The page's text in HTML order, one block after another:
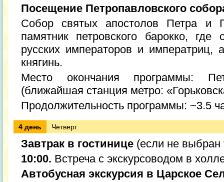
Посещение Петропавловского
Собор святых апостолов Петра и
памятник петровского барокко, где
русских императоров и императриц,
княгинь.
Место окончания программы:
(ближайшая станция метро:
Продолжительность программы: ~3.5
4 день Четверг
Завтрак в гостинице (если не выбран
10:00. Встреча с экскурсоводом в
Автобусная экскурсия в Царское